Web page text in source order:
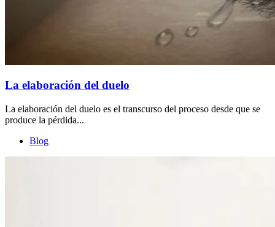
La elaboración del duelo
La elaboración del duelo es el transcurso del proceso desde que se
produce la pérdida...
Blog